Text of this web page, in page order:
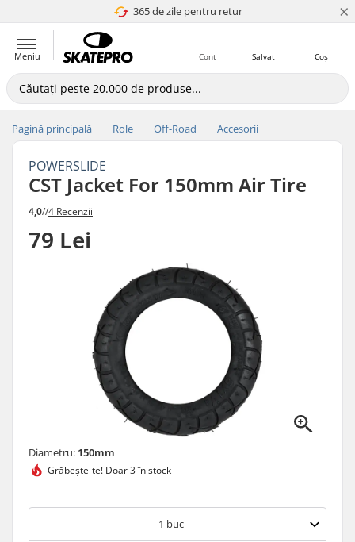
365 de zile pentru retur
4.8 a 5 ×
Meniu Coș
Salvat
Cont
Pagină principală Role Off-Road Accesorii
POWERSLIDE
CST Jacket For 150mm Air Tire
4,0//4 Recenzii
79 Lei
Diametru: 150mm
Grăbește-te! Doar 3 în stock
1 buc